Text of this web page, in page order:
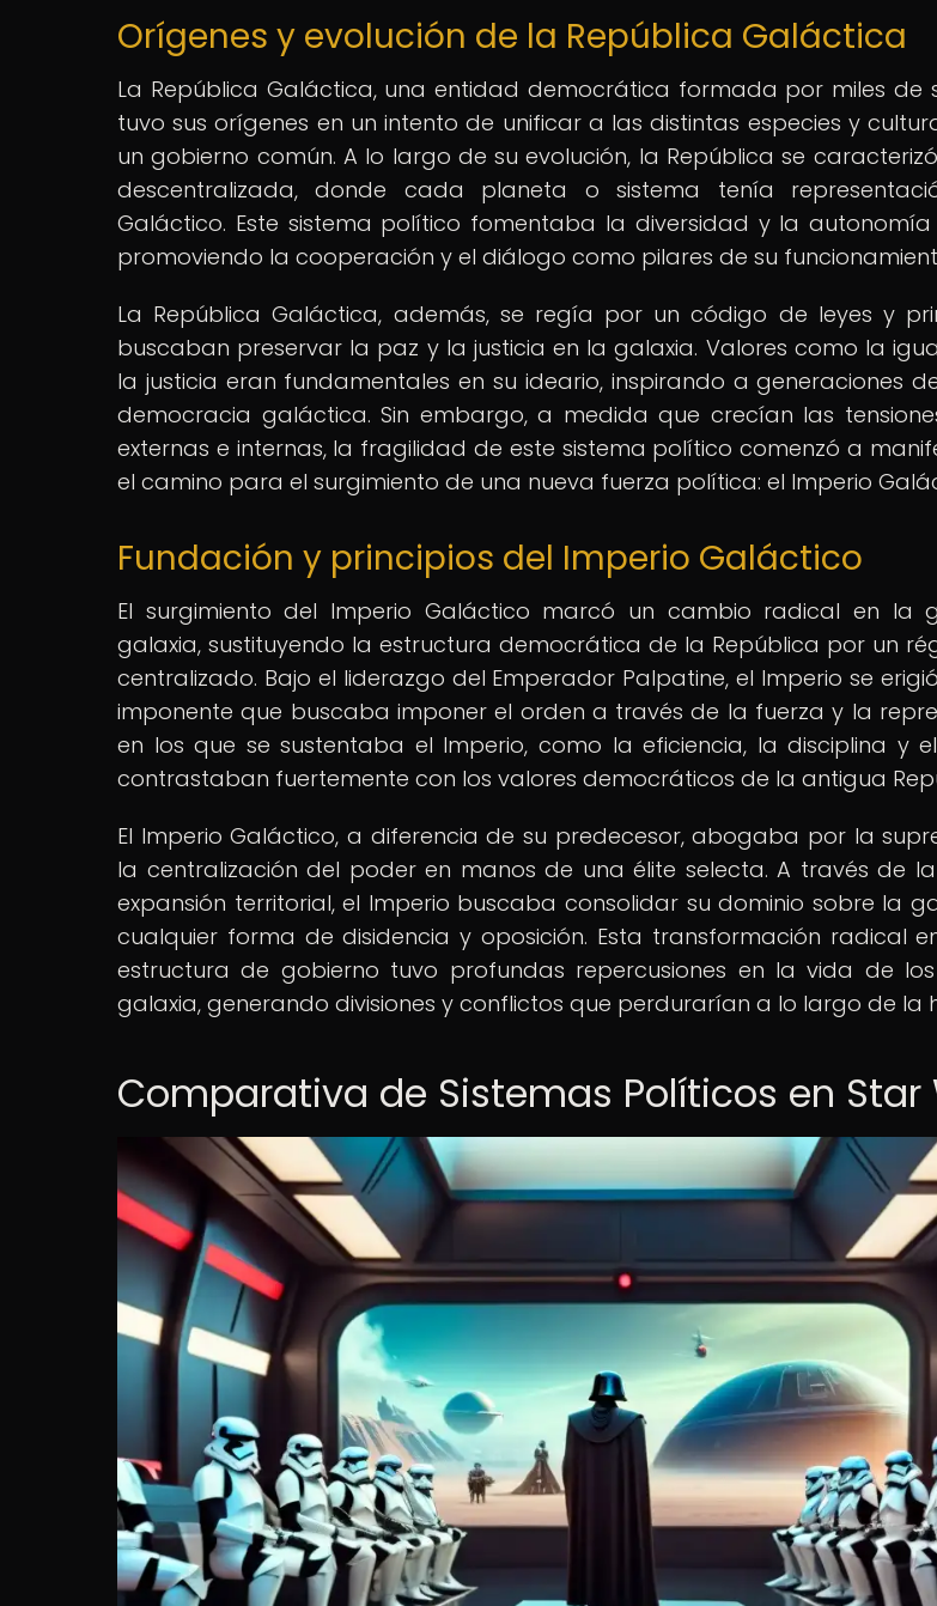
Orígenes y evolución de la República Galáctica
La República Galáctica, una entidad democrática formada por miles de
tuvo sus orígenes en un intento de unificar a las distintas especies y
un gobierno común. A lo largo de su evolución, la República se
descentralizada, donde cada planeta o sistema tenía
Galáctico. Este sistema político fomentaba la diversidad y la autonomía
promoviendo la cooperación y el diálogo como pilares de su
La República Galáctica, además, se regía por un código de leyes y
buscaban preservar la paz y la justicia en la galaxia. Valores como la
la justicia eran fundamentales en su ideario, inspirando a generaciones
democracia galáctica. Sin embargo, a medida que crecían las
externas e internas, la fragilidad de este sistema político comenzó a
el camino para el surgimiento de una nueva fuerza política: el Imperio
Fundación y principios del Imperio Galáctico
El surgimiento del Imperio Galáctico marcó un cambio radical en la
galaxia, sustituyendo la estructura democrática de la República por un
centralizado. Bajo el liderazgo del Emperador Palpatine, el Imperio se
imponente que buscaba imponer el orden a través de la fuerza y la
en los que se sustentaba el Imperio, como la eficiencia, la disciplina y
contrastaban fuertemente con los valores democráticos de la antigua
El Imperio Galáctico, a diferencia de su predecesor, abogaba por la
la centralización del poder en manos de una élite selecta. A través de
expansión territorial, el Imperio buscaba consolidar su dominio sobre la
cualquier forma de disidencia y oposición. Esta transformación radical
estructura de gobierno tuvo profundas repercusiones en la vida de
galaxia, generando divisiones y conflictos que perdurarían a lo largo de la
Comparativa de Sistemas Políticos en Star